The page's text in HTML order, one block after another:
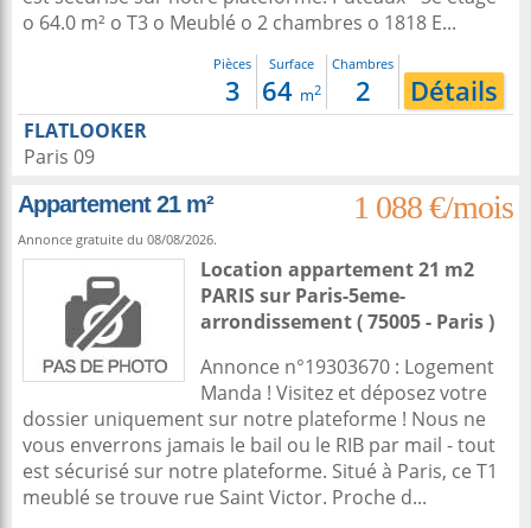
o 64.0 m² o T3 o Meublé o 2 chambres o 1818 E...
Pièces
3
Surface
64 m2
Chambres
2 Détails
FLATLOOKER
Paris 09
Appartement 21 m²
1 088 €/mois
Annonce gratuite du 08/08/2026.
Location appartement 21 m2
PARIS sur Paris-5eme-
arrondissement( 75005 - Paris )
Annonce n°19303670 : Logement
Manda ! Visitez et déposez votre
dossier uniquement sur notre plateforme ! Nous ne
vous enverrons jamais le bail ou le RIB par mail - tout
est sécurisé sur notre plateforme. Situé à Paris, ce T1
meublé se trouve rue Saint Victor. Proche d...